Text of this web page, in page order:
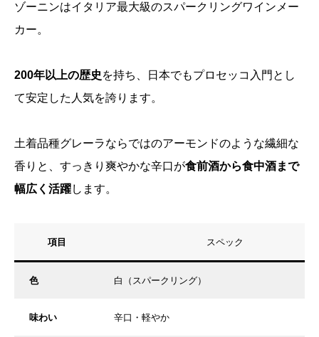
ゾーニンはイタリア最大級のスパークリングワインメー
カー。
200年以上の歴史 を持ち、日本でもプロセッコ入門とし
て安定した人気を誇ります。
土着品種グレーラならではのアーモンドのような繊細な
香りと、すっきり爽やかな辛口が食前酒から食中酒まで
幅広く活躍します。
項目 スペック
色 白（スパークリング）
味わい 辛口・軽やか